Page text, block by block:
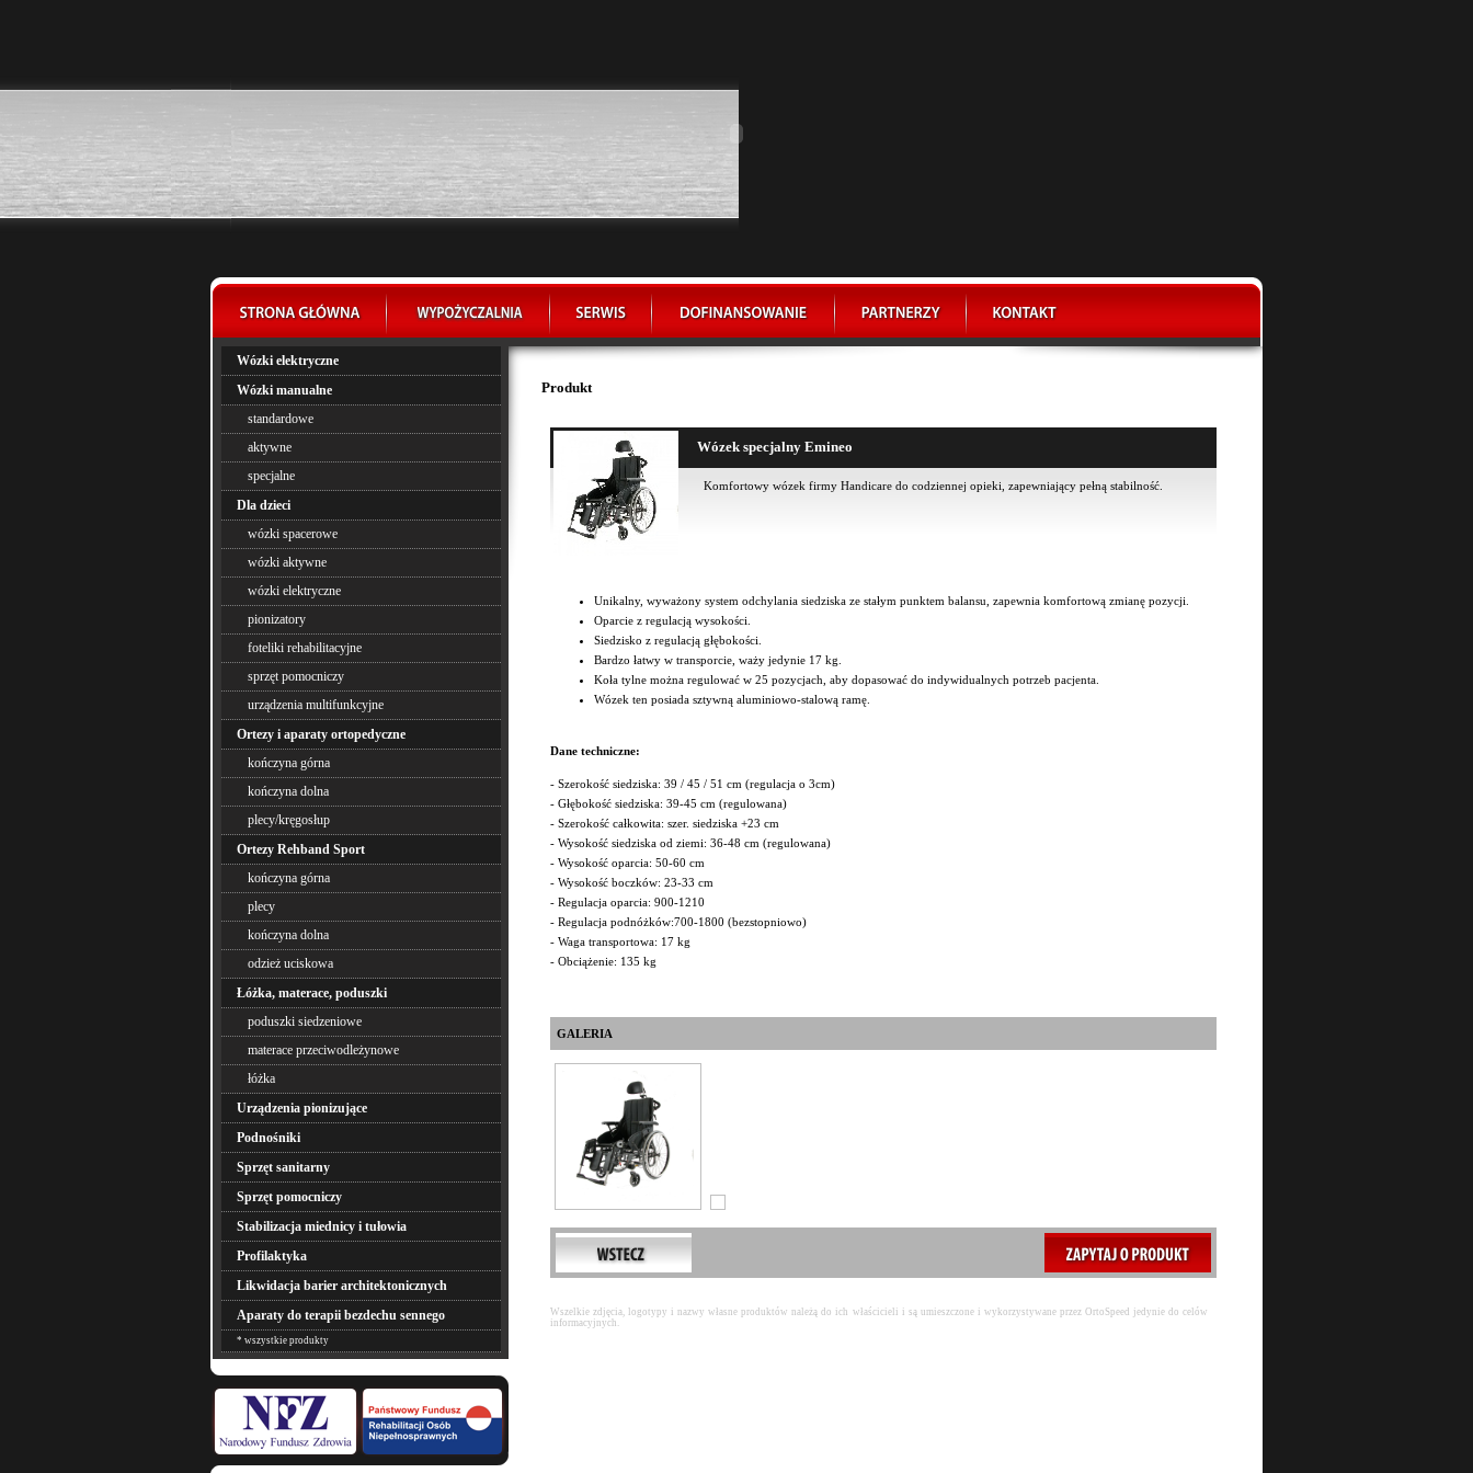
Wózki elektryczne
Wózki manualne
standardowe
aktywne
specjalne
Dla dzieci
wózki spacerowe
wózki aktywne
wózki elektryczne
pionizatory
foteliki rehabilitacyjne
sprzęt pomocniczy
urządzenia multifunkcyjne
Ortezy i aparaty ortopedyczne
kończyna górna
kończyna dolna
plecy/kręgosłup
Ortezy Rehband Sport
kończyna górna
plecy
kończyna dolna
odzież uciskowa
Łóżka, materace, poduszki
poduszki siedzeniowe
materace przeciwodleżynowe
łóżka
Urządzenia pionizujące
Podnośniki
Sprzęt sanitarny
Sprzęt pomocniczy
Stabilizacja miednicy i tułowia
Profilaktyka
Likwidacja barier architektonicznych
Aparaty do terapii bezdechu sennego
* wszystkie produkty
Produkt
Wózek specjalny Emineo
Komfortowy wózek firmy Handicare do codziennej opieki, zapewniający pełną stabilność.
Unikalny, wyważony system odchylania siedziska ze stałym punktem balansu, zapewnia komfortową zmianę pozycji.
Oparcie z regulacją wysokości.
Siedzisko z regulacją głębokości.
Bardzo łatwy w transporcie, waży jedynie 17 kg.
Koła tylne można regulować w 25 pozycjach, aby dopasować do indywidualnych potrzeb pacjenta.
Wózek ten posiada sztywną aluminiowo-stalową ramę.
Dane techniczne:
- Szerokość siedziska: 39 / 45 / 51 cm (regulacja o 3cm)
- Głębokość siedziska: 39-45 cm (regulowana)
- Szerokość całkowita: szer. siedziska +23 cm
- Wysokość siedziska od ziemi: 36-48 cm (regulowana)
- Wysokość oparcia: 50-60 cm
- Wysokość boczków: 23-33 cm
- Regulacja oparcia: 900-1210
- Regulacja podnóżków:700-1800 (bezstopniowo)
- Waga transportowa: 17 kg
- Obciążenie: 135 kg
GALERIA
Wszelkie zdjęcia, logotypy i nazwy własne produktów należą do ich właścicieli i są umieszczone i wykorzystywane przez OrtoSpeed jedynie do celów
informacyjnych.